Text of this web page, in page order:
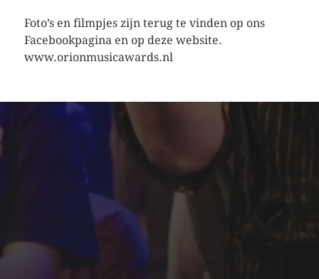
Foto’s en filmpjes zijn terug te vinden op ons
Facebookpagina en op deze website.
www.orionmusicawards.nl
ZIE ALLE WINNAARS
ORGANISATIE